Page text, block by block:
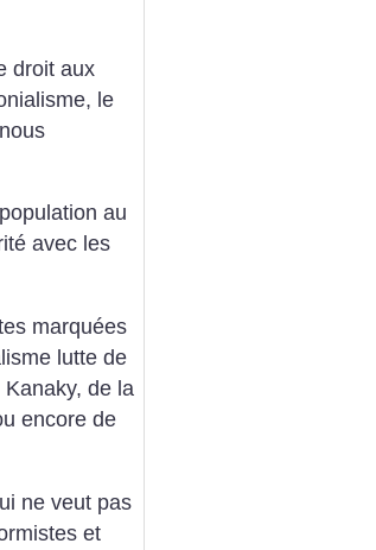
droit aux
le
au
avec les
marquées
lutte de
Kanaky, de la
encore de
ne veut pas
et